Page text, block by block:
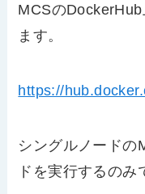
MCSの
ます。
https://
シングルノードの
ドを実行するのみ